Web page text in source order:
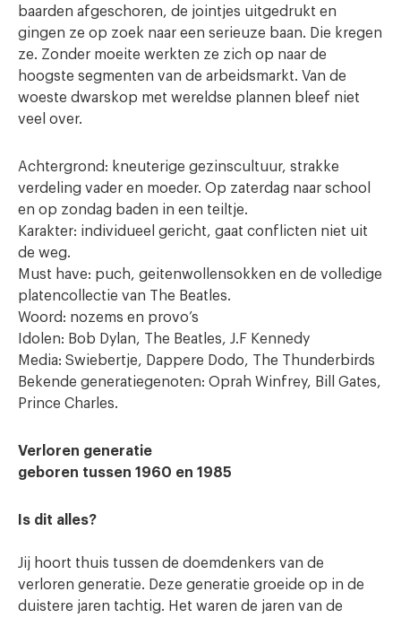
baarden afgeschoren, de jointjes uitgedrukt en
gingen ze op zoek naar een serieuze baan. Die kregen
ze. Zonder moeite werkten ze zich op naar de
hoogste segmenten van de arbeidsmarkt. Van de
woeste dwarskop met wereldse plannen bleef niet
veel over.
Achtergrond: kneuterige gezinscultuur, strakke
verdeling vader en moeder. Op zaterdag naar school
en op zondag baden in een teiltje.
Karakter: individueel gericht, gaat conflicten niet uit
de weg.
Must have: puch, geitenwollensokken en de volledige
platencollectie van The Beatles.
Woord: nozems en provo’s
Idolen: Bob Dylan, The Beatles, J.F Kennedy
Media: Swiebertje, Dappere Dodo, The Thunderbirds
Bekende generatiegenoten: Oprah Winfrey, Bill Gates,
Prince Charles.
Verloren generatie
geboren tussen 1960 en 1985
Is dit alles?
Jij hoort thuis tussen de doemdenkers van de
verloren generatie. Deze generatie groeide op in de
duistere jaren tachtig. Het waren de jaren van de